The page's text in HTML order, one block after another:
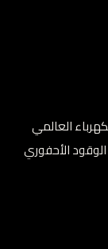
العالمي
ساعة في 2025، منها 57% من الوقود الأحفوري